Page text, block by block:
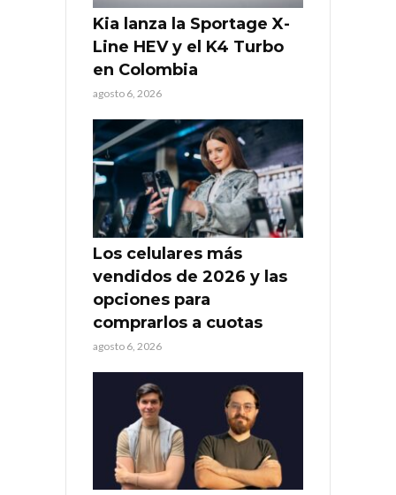
Kia lanza la Sportage X-
Line HEV y el K4 Turbo
en Colombia
agosto 6, 2026
Los celulares más
vendidos de 2026 y las
opciones para
comprarlos a cuotas
agosto 6, 2026